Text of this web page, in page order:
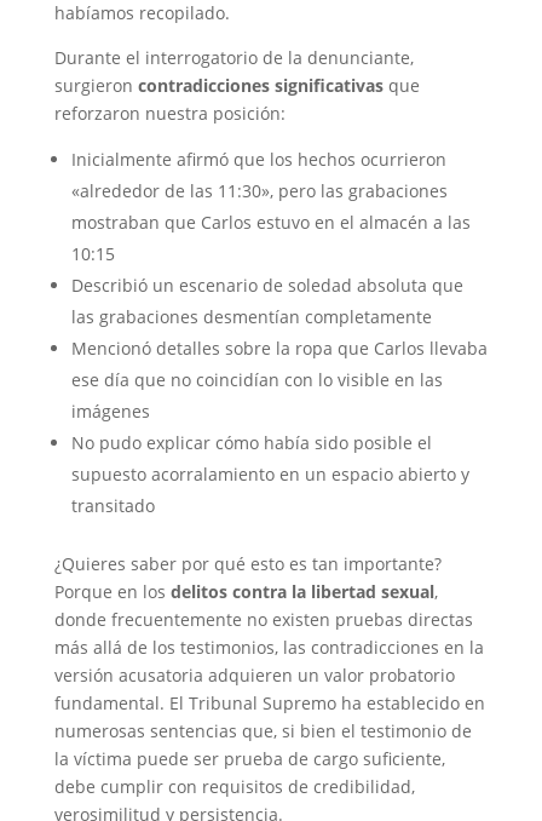
habíamos recopilado.
Durante el interrogatorio de la denunciante,
surgieron contradicciones significativasque
reforzaron nuestra posición:
Inicialmente afirmó que los hechos ocurrieron
«alrededor de las 11:30», pero las grabaciones
mostraban que Carlos estuvo en el almacén a las
10:15
Describió un escenario de soledad absoluta que
las grabaciones desmentían completamente
Mencionó detalles sobre la ropa que Carlos llevaba
ese día que no coincidían con lo visible en las
imágenes
No pudo explicar cómo había sido posible el
supuesto acorralamiento en un espacio abierto y
transitado
¿Quieres saber por qué esto es tan importante?
Porque en los delitos contra la libertad sexual,
donde frecuentemente no existen pruebas directas
más allá de los testimonios, las contradicciones en la
versión acusatoria adquieren un valor probatorio
fundamental. El Tribunal Supremo ha establecido en
numerosas sentencias que, si bien el testimonio de
la víctima puede ser prueba de cargo suficiente,
debe cumplir con requisitos de credibilidad,
verosimilitud y persistencia.